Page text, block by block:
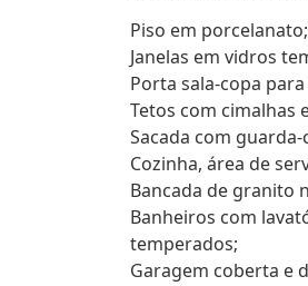
Piso em porcelanato;
Janelas em vidros
Porta sala-copa
Tetos com cimalhas
Sacada com
Cozinha, área de
Bancada de granito
Banheiros com
temperados;
Garagem coberta e